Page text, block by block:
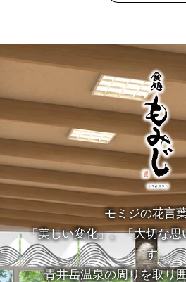
モミジの花言
「美しい変化」、「大切な
す。
青井岳温泉の周りを取り